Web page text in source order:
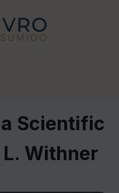
Scientific
Withner